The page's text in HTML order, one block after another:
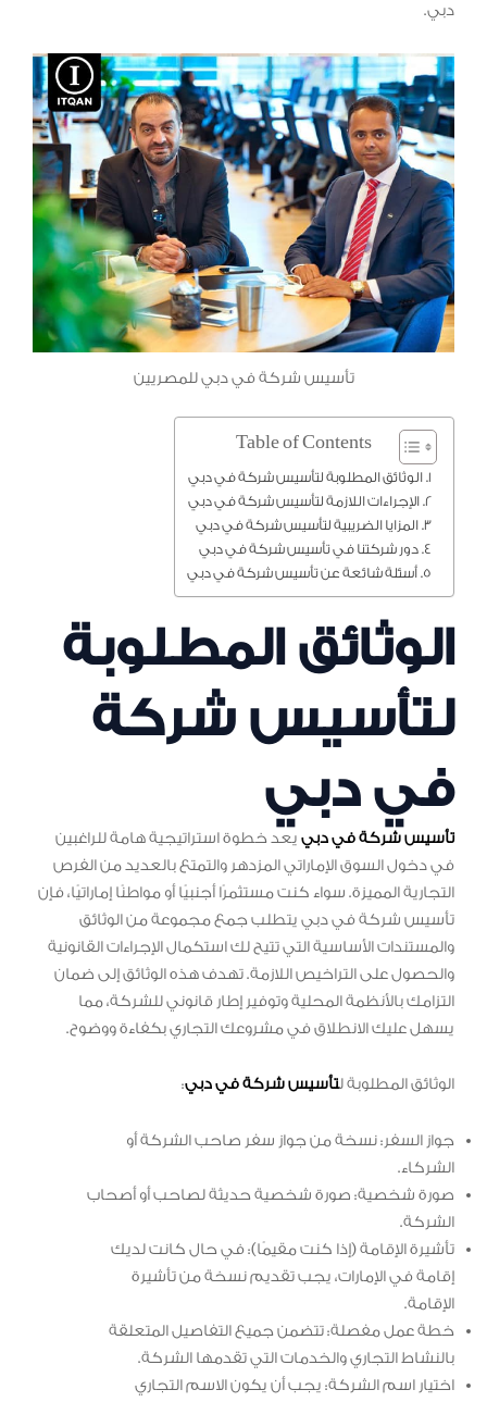
دبي.
تأسيس شركة في دبي للمصريين
Table of Contents
الوثائق المطلوبة لتأسيس شركة في دبي
الإجراءات اللازمة لتأسيس شركة في دبي
المزايا الضريبية لتأسيس شركة في دبي
دور شركتنا في تأسيس شركة في دبي
أسئلة شائعة عن تأسيس شركة في دبي
الوثائق المطلوبة
لتأسيس شركة
في دبي
تأسيس شركة في دبي يعد خطوة استراتيجية هامة للراغبين
في دخول السوق الإماراتي المزدهر والتمتع بالعديد من الفرص
التجارية المميزة. سواء كنت مستثمرًا أجنبيًا أو مواطنًا إماراتيًا، فإن
تأسيس شركة في دبي يتطلب جمع مجموعة من الوثائق
والمستندات الأساسية التي تتيح لك استكمال الإجراءات القانونية
والحصول على التراخيص اللازمة. تهدف هذه الوثائق إلى ضمان
التزامك بالأنظمة المحلية وتوفير إطار قانوني للشركة، مما
يسهل عليك الانطلاق في مشروعك التجاري بكفاءة ووضوح.
الوثائق المطلوبة لتأسيس شركة في دبي:
جواز السفر: نسخة من جواز سفر صاحب الشركة أو
الشركاء.
صورة شخصية: صورة شخصية حديثة لصاحب أو أصحاب
الشركة.
تأشيرة الإقامة (إذا كنت مقيمًا): في حال كانت لديك
إقامة في الإمارات، يجب تقديم نسخة من تأشيرة
الإقامة.
خطة عمل مفصلة: تتضمن جميع التفاصيل المتعلقة
بالنشاط التجاري والخدمات التي تقدمها الشركة.
اختيار اسم الشركة: يجب أن يكون الاسم التجاري